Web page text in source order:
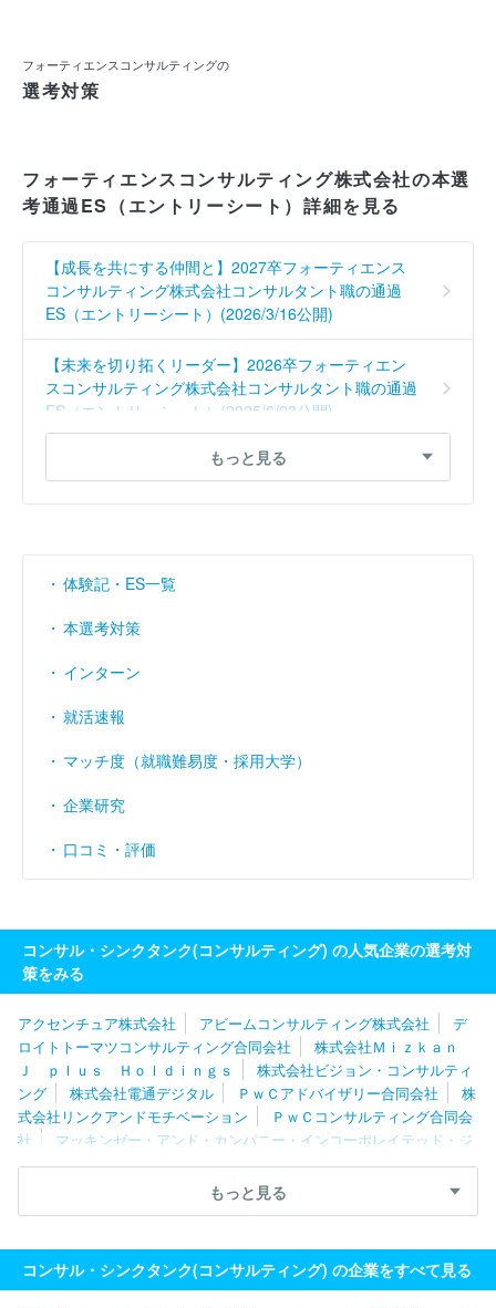
フォーティエンスコンサルティングの
選考対策
フォーティエンスコンサルティング株式会社の本選
考通過ES（エントリーシート）詳細を見る
【成長を共にする仲間と】2027卒フォーティエンス
コンサルティング株式会社コンサルタント職の通過
ES（エントリーシート）(2026/3/16公開)
【未来を切り拓くリーダー】2026卒フォーティエン
スコンサルティング株式会社コンサルタント職の通過
ES（エントリーシート）(2025/6/23公開)
【共創で未来を創る】2026卒フォーティエンスコン
サルティング株式会社コンサルタント職の通過
ES（エントリーシート）(2025/4/4公開)
【未来を拓く挑戦者】2026卒フォーティエンスコン
サルティング株式会社コンサルタント職の通過
スコンサルティング株式会社コンサルタント職の通過
【共感と専門性で貢献】2024卒フォーティエンスコ
ンサルティング株式会社コンサルタント職の通過
ES（エントリーシート）(2023/7/11公開)
【専門性と貢献心】2023卒フォーティエンスコンサ
ルティング株式会社コンサルタント職の通過ES（エ
【影響力と情熱、一流へ】2023卒フォーティエンス
コンサルティング株式会社コンサルタント職の通過
ES（エントリーシート）(2022/6/13公開)
【環境と経済を変革】2023卒フォーティエンスコン
サルティング株式会社アナリストの通過ES（エント
リーシート）(2022/4/12公開)
【経験と成長が力】2022卒フォーティエンスコンサ
ルティング株式会社コンサルタント職の通過ES（エ
ントリーシート）(2021/8/2公開)
サルティング株式会社コンサルタント職の通過
ES（エントリーシート）(2020/6/10公開)
もっと見る
体験記・ES一覧
本選考対策
インターン
就活速報
マッチ度（就職難易度・採用大学）
企業研究
口コミ・評価
コンサル・シンクタンク(コンサルティング) の人気企業の選考対
策をみる
アクセンチュア株式会社 アビームコンサルティング株式会社
デ
ロイトトーマツコンサルティング合同会社
株式会社Ｍｉｚｋａｎ
Ｊ ｐｌｕｓ Ｈｏｌｄｉｎｇｓ
株式会社ビジョン・コンサルティ
ング
株式会社電通デジタル ＰｗＣアドバイザリー合同会社
株
式会社リンクアンドモチベーション
ＰｗＣコンサルティング合同会
社
マッキンゼー・アンド・カンパニー・インコーポレイテッド・ジ
ャパン
ＫＰＭＧコンサルティング株式会社
株式会社船井総合研
ＥＹストラテジー・アンド・コンサルティング株式会社
ボ
ストン・コンサルティング・グループ合同会社
ューションズ
合同会社デロイトトーマツ
株式会社マネジメント
ソリューションズ
ＷＤＢエウレカ株式会社
株式会社リブ・コン
もっと見る
コンサル・シンクタンク(コンサルティング) の企業をすべて見る